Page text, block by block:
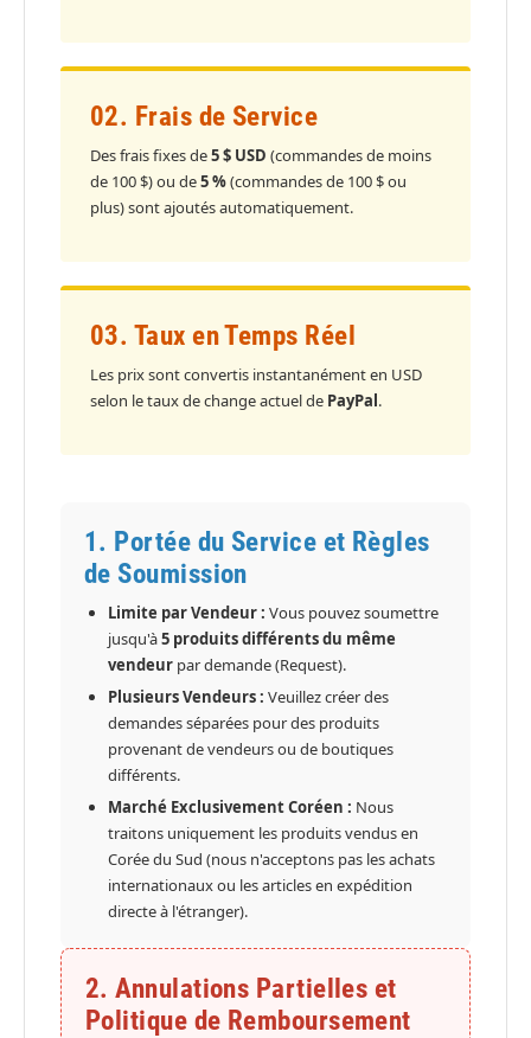
02. Frais de Service
Des frais fixes de5 $ USD (commandes de moins
de 100 $) ou de5 %(commandes de 100 $ ou
plus) sont ajoutés automatiquement.
03. Taux en Temps Réel
Les prix sont convertis instantanément en USD
selon le taux de change actuel de PayPal.
1. Portée du Service et Règles
de Soumission
Limite par Vendeur : Vous pouvez soumettre
jusqu'à5 produits différents du même
vendeur par demande (Request).
Plusieurs Vendeurs : Veuillez créer des
demandes séparées pour des produits
provenant de vendeurs ou de boutiques
différents.
Marché Exclusivement Coréen : Nous
traitons uniquement les produits vendus en
Corée du Sud (nous n'acceptons pas les achats
internationaux ou les articles en expédition
directe à l'étranger).
2. Annulations Partielles et
Politique de Remboursement